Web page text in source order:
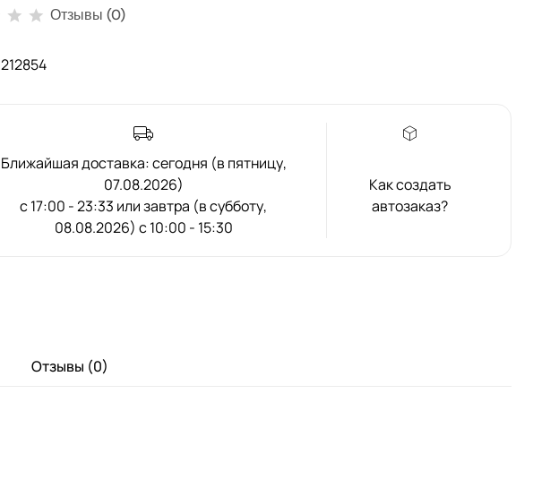
Отзывы (0)
212854
Ближайшая доставка: сегодня (в пятницу,
07.08.2026)
с 17:00 - 23:33 или завтра (в субботу,
08.08.2026) с 10:00 - 15:30
Как создать
автозаказ?
Отзывы (0)